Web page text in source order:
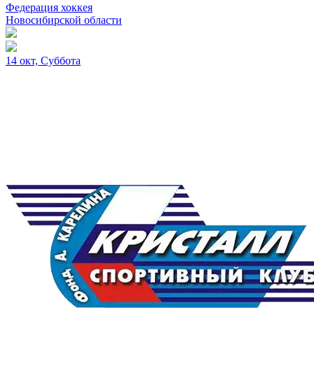
Федерация хоккея
Новосибирской области
14 окт, Суббота